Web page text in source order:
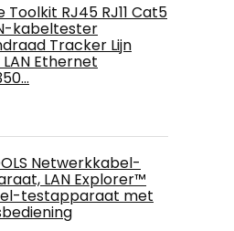
Toolkit RJ45 RJ11 Cat5
kabeltester
Tracker Lijn
Ethernet
Netwerkkabel-
LAN Explorer™
testapparaat met